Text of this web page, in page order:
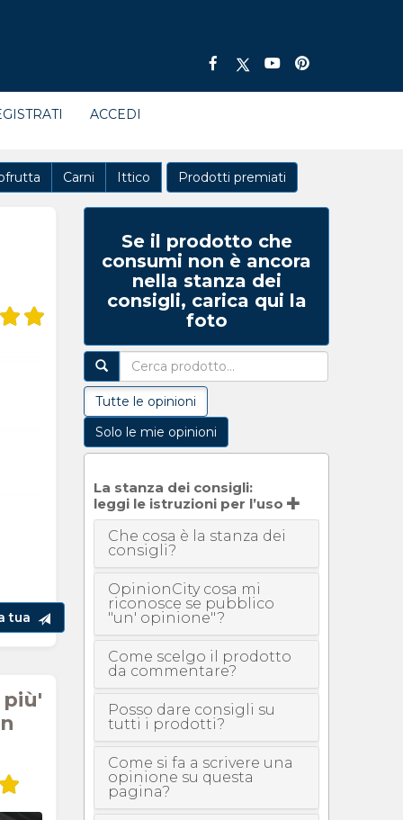
ACCEDI
Carni Ittico Prodotti premiati
Se il prodotto che
consumi non è ancora
nella stanza dei
consigli, carica qui la
foto
Tutte le opinioni
Solo le mie opinioni
La stanza dei consigli:
leggi le istruzioni per l’uso
Che cosa è la stanza dei
consigli?
OpinionCity cosa mi
riconosce se pubblico
"un' opinione"?
Come scelgo il prodotto
da commentare?
Posso dare consigli su
tutti i prodotti?
Come si fa a scrivere una
opinione su questa
pagina?
tua